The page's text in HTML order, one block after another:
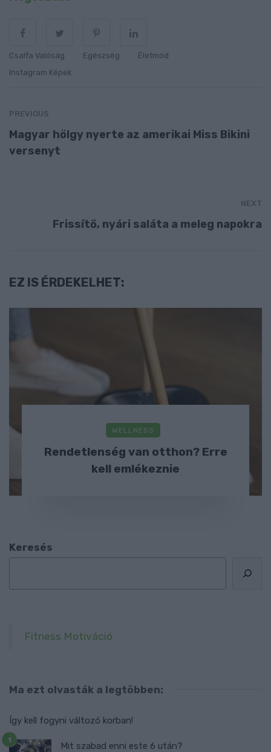
Csalfa Valóság Egészség
Életmód
Instagram Képek
PREVIOUS
Magyar hölgy nyerte az amerikai Miss Bikini
versenyt
NEXT
Frissítő, nyári saláta a meleg napokra
EZ IS ÉRDEKELHET:
WELLNESS
Rendetlenség van otthon? Erre
kell emlékeznie
Keresés
Fitness Motiváció
Ma ezt olvasták a legtöbben:
Így kell fogyni változó korban!
Mit szabad enni este 6 után?